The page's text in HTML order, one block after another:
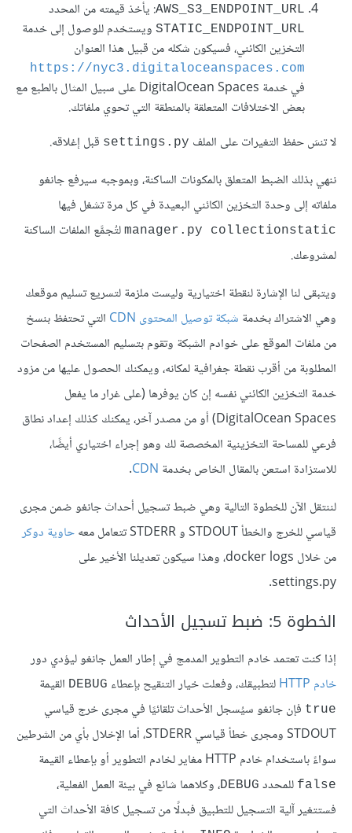
AWS_S3_ENDPOINT_URL: يأخذ قيمته من المحدد
STATIC_ENDPOINT_URL ويستخدم للوصول إلى خدمة
التخزين الكائني، فسيكون شكله من قبيل هذا العنوان
https://nyc3.digitaloceanspaces.com
في خدمة DigitalOcean Spaces على سبيل المثال بالطبع مع
بعض الاختلافات المتعلقة بالمنطقة التي تحوي ملفاتك.
لا تنسَ حفظ التغيرات على الملف settings.py قبل إغلاقه.
ننهي بذلك الضبط المتعلق بالمكونات الساكنة، وبموجبه سيرفع جانغو
ملفاته إلى وحدة التخزين الكائني البعيدة في كل مرة تشغل فيها
manager.py collectionstatic لتُجمَّع الملفات الساكنة
لمشروعك.
ويتبقى لنا الإشارة لنقطة اختيارية وليست ملزمة لتسريع تسليم موقعك
وهي الاشتراك بخدمة شبكة توصيل المحتوى CDN
التي تحتفظ بنسخ
من ملفات الموقع على خوادم الشبكة وتقوم بتسليم المستخدم الصفحات
المطلوبة من أقرب نقطة جغرافية لمكانه، ويمكنك الحصول عليها من مزود
خدمة التخزين الكائني نفسه إن كان يوفرها (على غرار ما يفعل
DigitalOcean Spaces) أو من مصدر آخر، يمكنك كذلك إعداد نطاق
فرعي للمساحة التخزينية المخصصة لك وهو إجراء اختياري أيضًا،
للاستزادة استعن بالمقال الخاص بخدمة CDN
.
لننتقل الآن للخطوة التالية وهي ضبط تسجيل أحداث جانغو ضمن مجرى
قياسي للخرج والخطأ STDOUT و STDERR تتعامل معه
حاوية دوكر
من خلال docker logs، وهذا سيكون تعديلنا الأخير على
settings.py.
الخطوة 5: ضبط تسجيل الأحداث
إذا كنت تعتمد خادم التطوير المدمج في إطار العمل جانغو ليؤدي دور
خادم HTTP
لتطبيقك، وفعلت خيار التنقيح بإعطاء DEBUG القيمة
true فإن جانغو سيُسجل الأحداث تلقائيًا في مجرى خرج قياسي
STDOUT ومجرى خطأ قياسي STDERR، أما الإخلال بأي من الشرطين
سواءً باستخدام خادم HTTP مغاير لخادم التطوير أو بإعطاء القيمة
false للمحدد DEBUG، وكلاهما شائع في بيئة العمل الفعلية،
فستتغير آلية التسجيل للتطبيق فبدلًا من تسجيل كافة الأحداث التي